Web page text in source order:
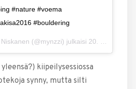
#nature #voema
#bouldering
(@mynzzi) julkaisi 20. 06ta 2016 klo 5.57 PDT
kiipeilysessiossa
synny, mutta silti